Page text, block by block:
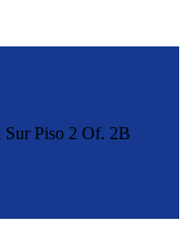
Piso 2 Of. 2B